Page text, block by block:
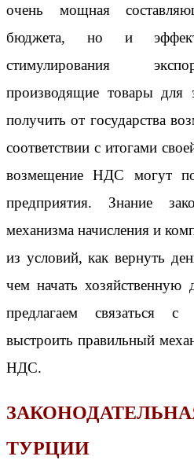
очень мощная
бюджета, но и
стимулирования
производящие товары для
получить от государства
соответствии с итогами
возмещение НДС могут
предприятия. Знание
механизма начисления и
из условий, как вернуть
чем начать хозяйственную
предлагаем связаться
выстроить правильный
НДС.
ТУРЦИИ